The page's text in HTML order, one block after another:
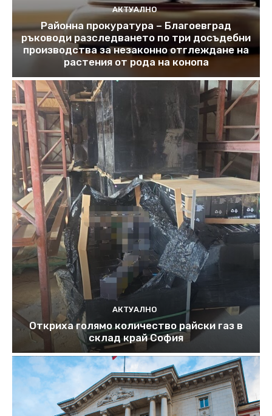
АКТУАЛНО
Районна прокуратура – Благоевград
ръководи разследването по три досъдебни
производства за незаконно отглеждане на
растения от рода на конопа
АКТУАЛНО
Откриха голямо количество райски газ в
склад край София